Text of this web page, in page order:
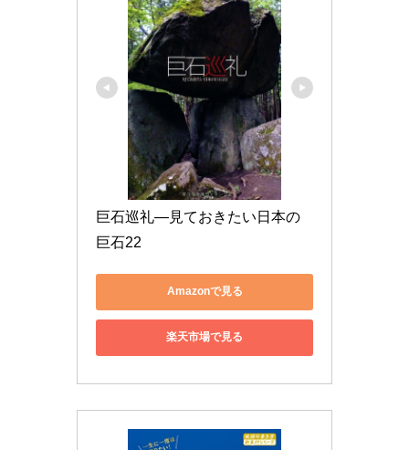
巨石巡礼―見ておきたい日本の
巨石22
Amazonで見る
楽天市場で見る